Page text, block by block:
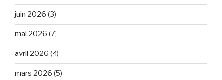
juin 2026 (3)
mai 2026 (7)
avril 2026 (4)
mars 2026 (5)